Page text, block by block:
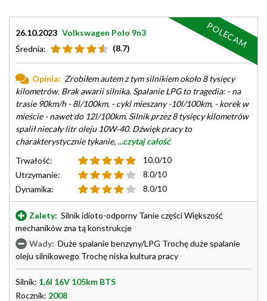
26.10.2023 Volkswagen Polo 9n3
Średnia:
(8.7)
Opinia: Zrobiłem autem z tym silnikiem około 8 tysięcy
kilometrów. Brak awarii silnika. Spalanie LPG to tragedia: - na
trasie 90km/h - 8l/100km, - cykl mieszany -10l/100km, - korek w
mieście - nawet do 12l/100km. Silnik przez 8 tysięcy kilometrów
spalił niecały litr oleju 10W-40. Dźwięk pracy to
charakterystycznie tykanie, ...czytaj całość
Trwałość:
10.0/10
Utrzymanie:
8.0/10
Dynamika:
8.0/10
Zalety: Silnik idioto-odporny Tanie części Większość
mechaników zna tą konstrukcje
Wady: Duże spalanie benzyny/LPG Trochę duże spalanie
oleju silnikowego Trochę niska kultura pracy
Silnik: 1,6l 16V 105km BTS
Rocznik: 2008
POLECAM